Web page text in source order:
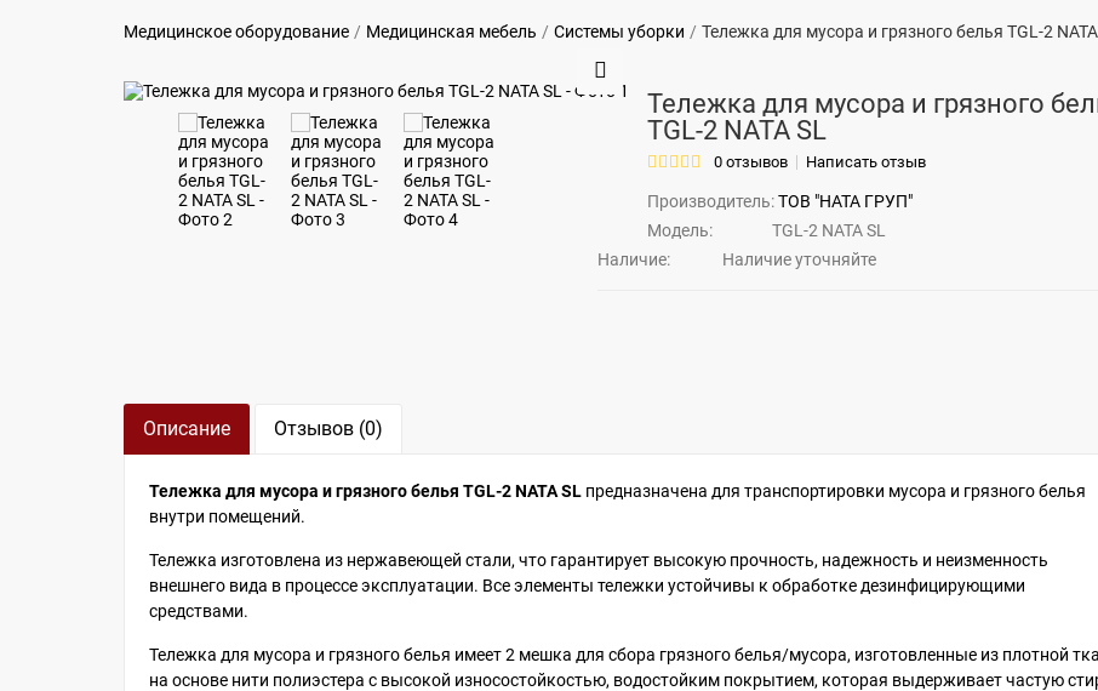
Медицинское оборудование Медицинская мебель Системы уборки Тележка для мусора и грязного белья ТGL-2 NATA
Тележка для мусора и грязного
ТGL-2 NATA SL
0 отзывов Написать отзыв
Производитель:ТОВ "НАТА ГРУП"
Модель:
ТGL-2 NATA SL
Наличие:
Hаличие уточняйте
Описание Отзывов (0)
Тележка для мусора и грязного белья ТGL-2NATA SL предназначена для транспортировки мусора и грязного белья
внутри помещений.
Тележка изготовлена ​​из нержавеющей стали, что гарантирует высокую прочность, надежность и неизменность
внешнего вида в процессе эксплуатации. Все элементы тележки устойчивы к обработке дезинфицирующими
средствами.
Тележка для мусора и грязного белья имеет 2 мешка для сбора грязного белья/мусора, изготовленные из плотной
на основе нити полиэстера с высокой износостойкостью, водостойким покрытием, которая выдерживает частую